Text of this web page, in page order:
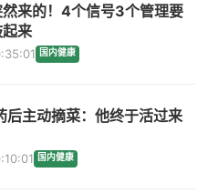
来的！4个信号3个管理要
来
国内健康
后主动摘菜：他终于活过来
国内健康